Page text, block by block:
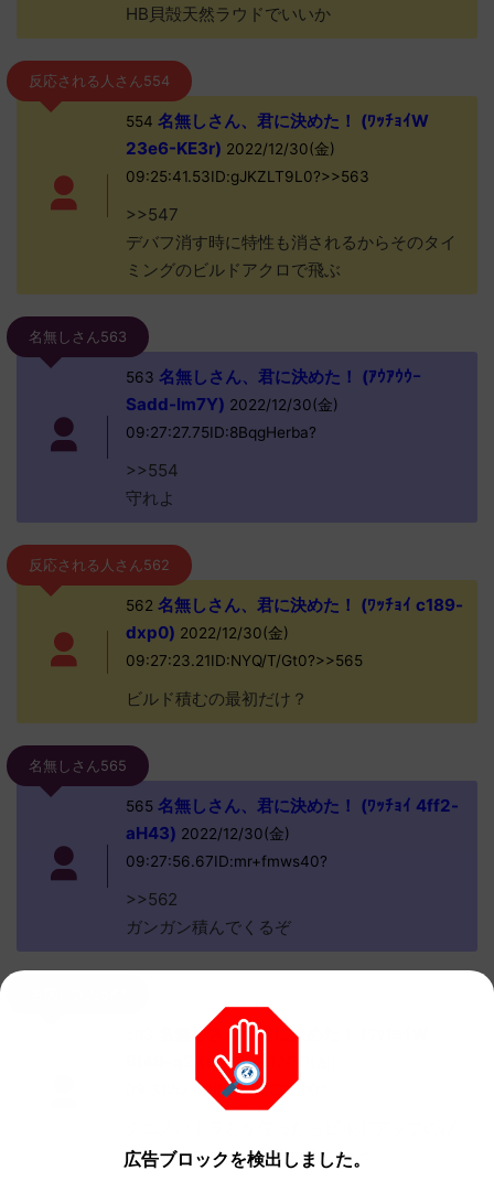
HB貝殻天然ラウドでいいか
反応される人さん554
554 名無しさん、君に決めた！ (ﾜｯﾁｮｲW
23e6-KE3r) 2022/12/30(金)
09:25:41.53ID:gJKZLT9L0?>>563
>>547
デバフ消す時に特性も消されるからそのタイ
ミングのビルドアクロで飛ぶ
名無しさん563
563 名無しさん、君に決めた！ (ｱｳｱｳｳｰ
Sadd-lm7Y) 2022/12/30(金)
09:27:27.75ID:8BqgHerba?
>>554
守れよ
反応される人さん562
562 名無しさん、君に決めた！ (ﾜｯﾁｮｲ c189-
dxp0) 2022/12/30(金)
09:27:23.21ID:NYQ/T/Gt0?>>565
ビルド積むの最初だけ？
名無しさん565
565名無しさん、君に決めた！ (ﾜｯﾁｮｲ 4ff2-
aH43) 2022/12/30(金)
09:27:56.67ID:mr+fmws40?
>>562
ガンガン積んでくるぞ
名無しさん、君に決めた！ (ﾜｯﾁｮｲW
8f46-q2XL)2022/12/30(金)
09:31:52.40ID:uMt5C0Qb0?
んじょうで死ぬまで動けなさそう
広告ブロックを検出しました。